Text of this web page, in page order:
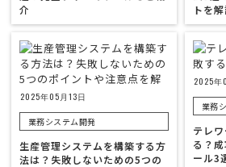
介
トを
2025年05月13日
業務システム開発
生産管理システムを構築する方
法は？失敗しないための5つの
2025年
業務
テレ
る？
ール3